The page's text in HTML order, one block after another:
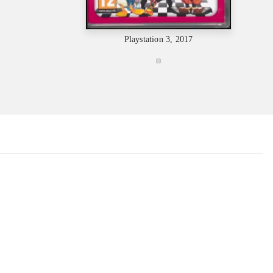
Playstation 3, 2017